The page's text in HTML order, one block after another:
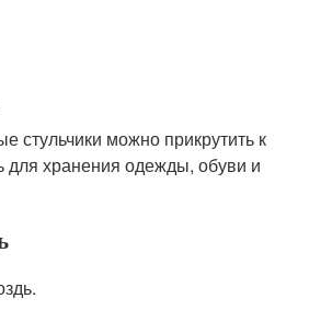
стульчики можно прикрутить к
для хранения одежды, обуви и